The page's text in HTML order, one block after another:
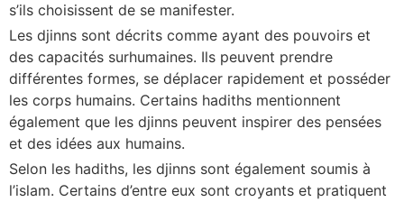
s’ils choisissent de se manifester.
Les djinns sont décrits comme ayant des pouvoirs et
des capacités surhumaines. Ils peuvent prendre
différentes formes, se déplacer rapidement et posséder
les corps humains. Certains hadiths mentionnent
également que les djinns peuvent inspirer des pensées
et des idées aux humains.
Selon les hadiths, les djinns sont également soumis à
l’islam. Certains d’entre eux sont croyants et pratiquent